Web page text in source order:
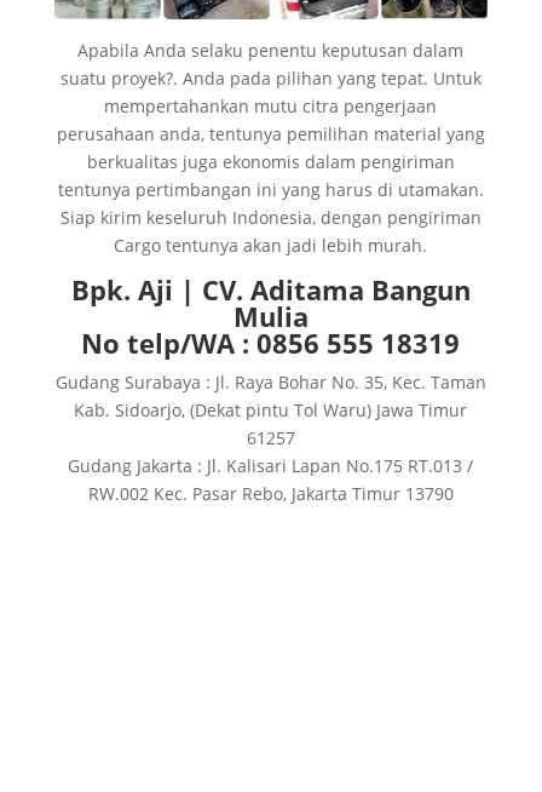
Apabila Anda selaku penentu keputusan dalam
suatu proyek?. Anda pada pilihan yang tepat. Untuk
mempertahankan mutu citra pengerjaan
perusahaan anda, tentunya pemilihan material yang
berkualitas juga ekonomis dalam pengiriman
tentunya pertimbangan ini yang harus di utamakan.
Siap kirim keseluruh Indonesia, dengan pengiriman
Cargo tentunya akan jadi lebih murah.
Bpk. Aji | CV. Aditama Bangun
Mulia
No telp/WA : 0856 555 18319
Gudang Surabaya : Jl. Raya Bohar No. 35, Kec. Taman
Kab. Sidoarjo, (Dekat pintu Tol Waru) Jawa Timur
61257
Gudang Jakarta : Jl. Kalisari Lapan No.175 RT.013 /
RW.002 Kec. Pasar Rebo, Jakarta Timur 13790